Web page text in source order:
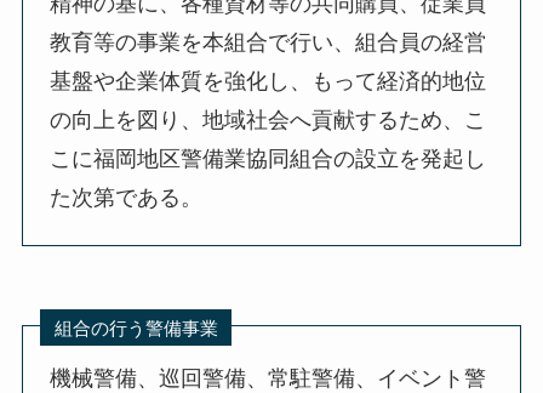
教育等の事業を本組合で行い、組合員の経営
基盤や企業体質を強化し、もって経済的地位
の向上を図り、地域社会へ貢献するため、こ
こに福岡地区警備業協同組合の設立を発起し
た次第である。
組合の行う警備事業
機械警備、巡回警備、常駐警備、イベント警